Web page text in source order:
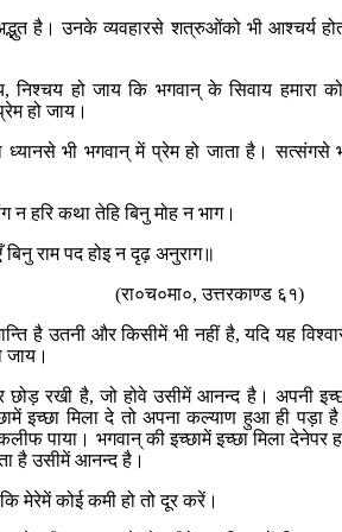
है। उनके व्यवहारसे शत्रुओंको भी आश्चर्य
निश्चय हो जाय कि भगवान् के सिवाय हमारा
हो जाय।
भी भगवान् में प्रेम हो जाता है। सत्संगसे
न हरि कथा तेहि बिनु मोह न भाग।
बिनु राम पद होइ न दृढ़ अनुराग॥
(रा०च०मा०, उत्तरकाण्ड ६१)
है उतनी और किसीमें भी नहीं है, यदि यह
जाय।
छोड़ रखी है, जो होवे उसीमें आनन्द है। अपनी
इच्छा मिला दे तो अपना कल्याण हुआ ही पड़ा
पाया। भगवान् की इच्छामें इच्छा मिला देनेपर
है उसीमें आनन्द है।
मेरेमें कोई कमी हो तो दूर करें।